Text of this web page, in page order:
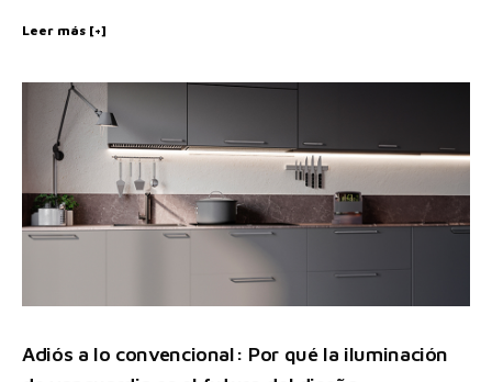
Leer más [+]
Adiós a lo convencional: Por qué la iluminación